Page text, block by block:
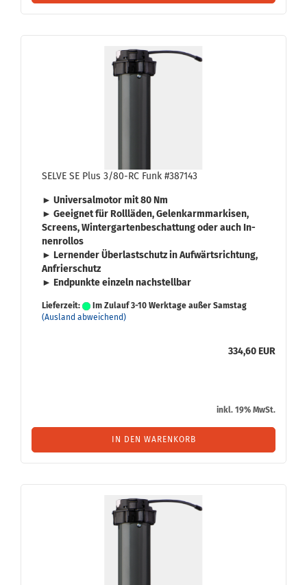
SELVE SE Plus 3/80-RC Funk #387143
► Uni­ver­sal­mo­tor mit80 Nm
► Ge­eig­net für Roll­lä­den,Ge­lenk­arm­mar­ki­sen,
Screens,Win­ter­gar­ten­be­schat­tungoder auch In­
nen­rol­los
► Ler­nen­derÜber­last­schutzin Auf­wärts­rich­tung,
An­frier­schutz
► End­punk­te ein­zeln nach­stell­bar
Lieferzeit:
Im Zulauf 3-10 Werktage außer Samstag
(Ausland abweichend)
334,60 EUR
inkl. 19% MwSt.
IN DEN WARENKORB